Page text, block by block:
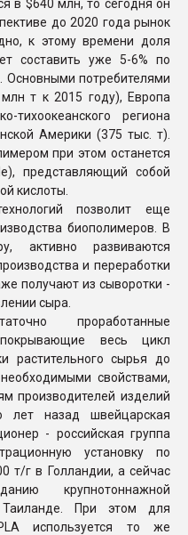
в $640 млн, то сегодня он
до 2020 года рынок
к этому времени доля
составить уже 5-6% по
потребителями
т к 2015 году), Европа
региона
Америки (375 тыс. т).
при этом останется
представляющий собой
кислоты.
позволит еще
биополимеров. В
активно развиваются
и переработки
получают из сыворотки -
сыра.
проработанные
весь цикл
растительного сырья до
свойствами,
производителей изделий
лет назад швейцарская
- российская группа
установку по
т/г в Голландии, а сейчас
крупнотоннажной
При этом для
используется то же